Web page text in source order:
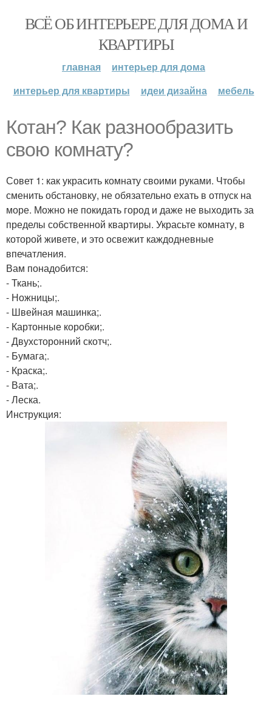
ВСЁ ОБ ИНТЕРЬЕРЕ ДЛЯ ДОМА И
КВАРТИРЫ
главная
интерьер для дома
интерьер для квартиры
идеи дизайна мебель
Котан? Как разнообразить
свою комнату?
Совет 1: как украсить комнату своими руками. Чтобы
сменить обстановку, не обязательно ехать в отпуск на
море. Можно не покидать город и даже не выходить за
пределы собственной квартиры. Украсьте комнату, в
которой живете, и это освежит каждодневные
впечатления.
Вам понадобится:
- Ткань;.
- Ножницы;.
- Швейная машинка;.
- Картонные коробки;.
- Двухсторонний скотч;.
- Бумага;.
- Краска;.
- Вата;.
- Леска.
Инструкция: